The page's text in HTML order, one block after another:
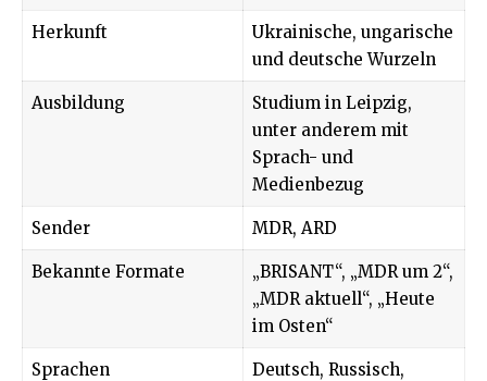
Herkunft
Ukrainische, ungarische
und deutsche Wurzeln
Ausbildung
Studium in Leipzig,
unter anderem mit
Sprach- und
Medienbezug
Sender MDR, ARD
Bekannte Formate
„BRISANT“, „MDR um 2“,
„MDR aktuell“, „Heute
im Osten“
Sprachen
Deutsch, Russisch,